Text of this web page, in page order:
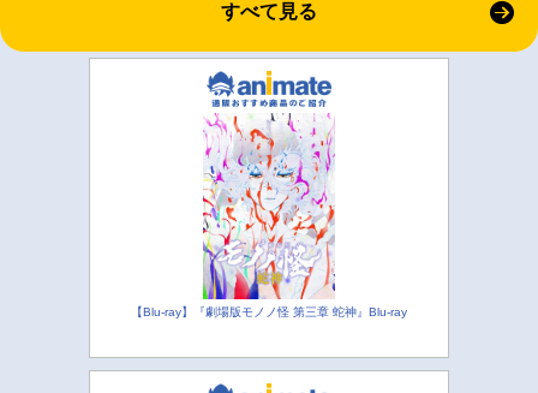
すべて見る
【Blu-ray】『劇場版モノノ怪 第三章 蛇神』Blu-ray